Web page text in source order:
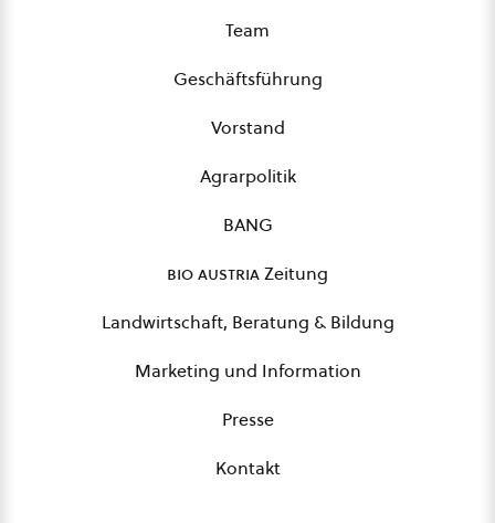
Team
Geschäftsführung
Vorstand
Agrarpolitik
BANG
bio austriaZeitung
Landwirtschaft, Beratung & Bildung
Marketing und Information
Presse
Kontakt